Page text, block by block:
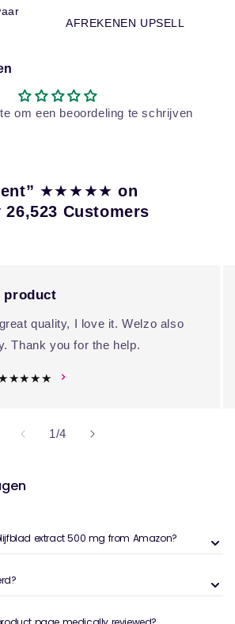
AFREKENEN UPSELL
om een beoordeling te schrijven
★★★★★on
Customers
product
quality, I love it. Welzo also
Thank you for the help.
★★★★★
1/van
4
extract 500 mg from Amazon?